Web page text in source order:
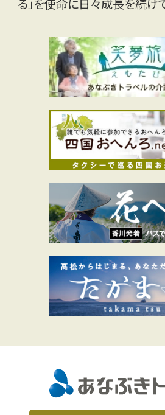
る」を使命に日々成長を続け